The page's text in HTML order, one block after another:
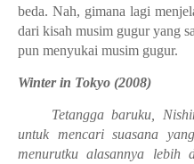
beda. Nah, gimana lagi
dari kisah musim gugur yang
pun menyukai musim gugur.
Winter in Tokyo (2008)
Tetangga baruku,
untuk mencari suasana
menurutku alasannya